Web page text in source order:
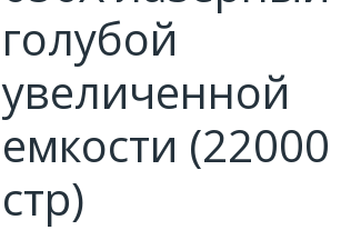
голубой
увеличенной
емкости (22000
стр)